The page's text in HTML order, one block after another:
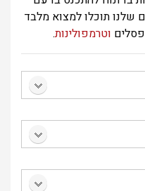
שלנו תוכלו למצוא מלבד
וטרמפולינות.